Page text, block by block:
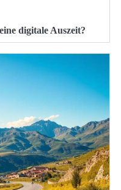
digitale Auszeit?